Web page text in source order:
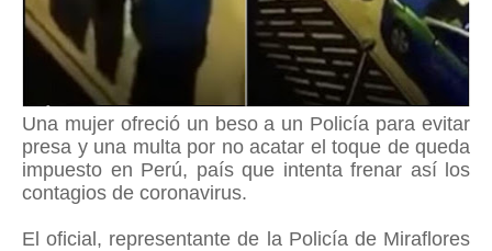
Una mujer ofreció un beso a un Policía para evitar
presa y una multa por no acatar el toque de queda
impuesto en Perú, país que intenta frenar así los
contagios de coronavirus.
El oficial, representante de la Policía de Miraflores